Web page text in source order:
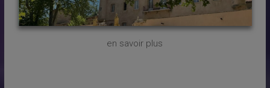
en savoir plus